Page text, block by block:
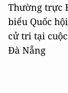
Thường trực
biểu Quốc
cử tri tại
Đà Nẵng